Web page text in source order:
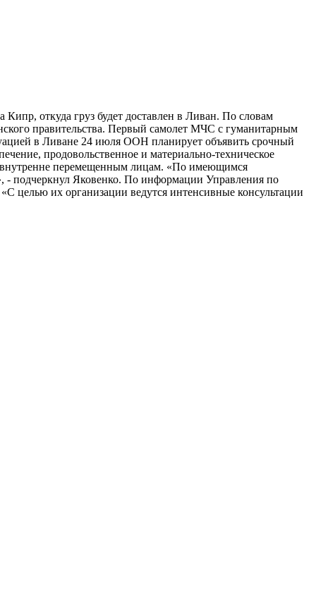
откуда груз будет доставлен в Ливан. По словам
правительства. Первый самолет МЧС с гуманитарным
в Ливане 24 июля ООН планирует объявить срочный
продовольственное и материально-техническое
внутренне перемещенным лицам. «По имеющимся
- подчеркнул Яковенко. По информации Управления по
целью их организации ведутся интенсивные консультации